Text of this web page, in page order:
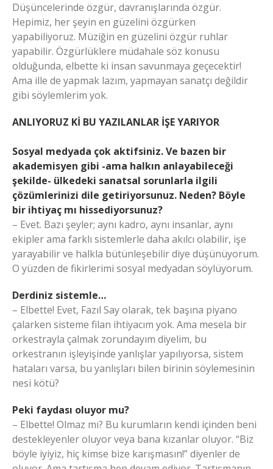
Düşüncelerinde özgür, davranışlarında özgür.
Hepimiz, her şeyin en güzelini özgürken
yapabiliyoruz. Müziğin en güzelini özgür ruhlar
yapabilir. Özgürlüklere müdahale söz konusu
olduğunda, elbette ki insan savunmaya geçecektir!
Ama ille de yapmak lazım, yapmayan sanatçı değildir
gibi söylemlerim yok.
ANLIYORUZ Kİ BU YAZILANLAR İŞE YARIYOR
Sosyal medyada çok aktifsiniz. Ve bazen bir
akademisyen gibi -ama halkın anlayabileceği
şekilde- ülkedeki sanatsal sorunlarla ilgili
çözümlerinizi dile getiriyorsunuz. Neden? Böyle
bir ihtiyaç mı hissediyorsunuz?
– Evet. Bazı şeyler; aynı kadro, aynı insanlar, aynı
ekipler ama farklı sistemlerle daha akılcı olabilir, işe
yarayabilir ve halkla bütünleşebilir diye düşünüyorum.
O yüzden de fikirlerimi sosyal medyadan söylüyorum.
Derdiniz sistemle…
– Elbette! Evet, Fazıl Say olarak, tek başına piyano
çalarken sisteme filan ihtiyacım yok. Ama mesela bir
orkestrayla çalmak zorundayım diyelim, bu
orkestranın işleyişinde yanlışlar yapılıyorsa, sistem
hataları varsa, bu yanlışları bilen birinin söylemesinin
nesi kötü?
Peki faydası oluyor mu?
– Elbette! Olmaz mı? Bu kurumların kendi içinden beni
destekleyenler oluyor veya bana kızanlar oluyor. “Biz
böyle iyiyiz, hiç kimse bize karışmasın!” diyenler de